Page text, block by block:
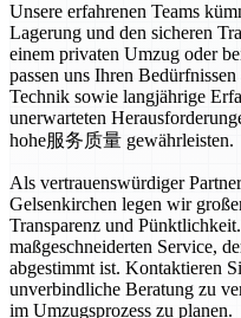
Unsere erfahrenen Teams
Lagerung und den sicheren
einem privaten Umzug oder
passen uns Ihren
Technik sowie langjährige
unerwarteten
hohe服务质量 gewährleisten.
Als vertrauenswürdiger
Gelsenkirchen legen wir
Transparenz und
maßgeschneiderten Service,
abgestimmt ist. Kontaktieren
unverbindliche Beratung zu
im Umzugsprozess zu planen.